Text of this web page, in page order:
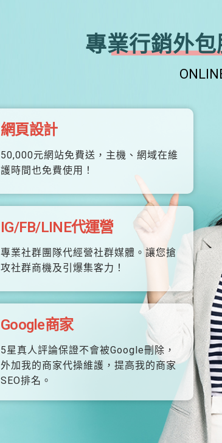
專業行銷外
網頁設計
50,000元網站免費送，主機、網域在維
護時間也免費使用！
IG/FB/LINE代運營
專業社群團隊代經營社群媒體。讓您搶
攻社群商機及引爆集客力！
Google商家
5星真人評論保證不會被Google刪除，
外加我的商家代操維護，提高我的商家
SEO排名。